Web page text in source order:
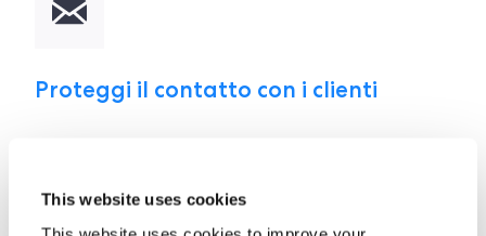
This website uses cookies
Proteggi il contatto con i clienti